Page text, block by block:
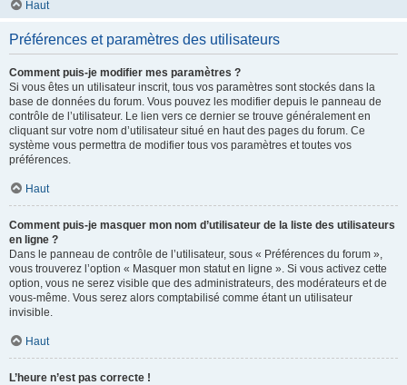
Haut
Préférences et paramètres des utilisateurs
Comment puis-je modifier mes paramètres ?
Si vous êtes un utilisateur inscrit, tous vos paramètres sont stockés dans la
base de données du forum. Vous pouvez les modifier depuis le panneau de
contrôle de l’utilisateur. Le lien vers ce dernier se trouve généralement en
cliquant sur votre nom d’utilisateur situé en haut des pages du forum. Ce
système vous permettra de modifier tous vos paramètres et toutes vos
préférences.
Haut
Comment puis-je masquer mon nom d’utilisateur de la liste des utilisateurs
en ligne ?
Dans le panneau de contrôle de l’utilisateur, sous « Préférences du forum »,
vous trouverez l’option « Masquer mon statut en ligne ». Si vous activez cette
option, vous ne serez visible que des administrateurs, des modérateurs et de
vous-même. Vous serez alors comptabilisé comme étant un utilisateur
invisible.
Haut
L’heure n’est pas correcte !